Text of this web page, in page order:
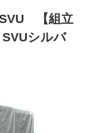
【組立
シルバ